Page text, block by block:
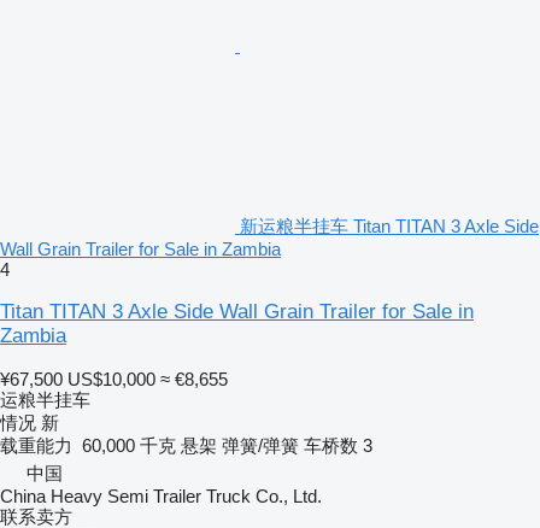
新运粮半挂车 Titan TITAN 3 Axle Side
Wall Grain Trailer for Sale in Zambia
4
Titan TITAN 3 Axle Side Wall Grain Trailer for Sale in
Zambia
¥67,500 US$10,000 ≈ €8,655
运粮半挂车
情况 新
载重能力 60,000 千克 悬架 弹簧/弹簧 车桥数 3
中国
China Heavy Semi Trailer Truck Co., Ltd.
联系卖方